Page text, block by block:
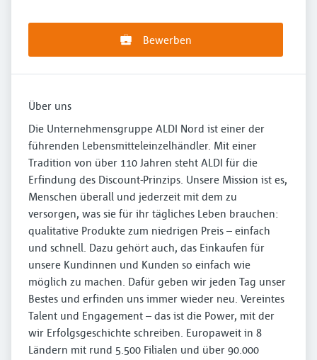
Bewerben
Über uns
Die Unternehmensgruppe ALDI Nord ist einer der
führenden Lebensmitteleinzelhändler. Mit einer
Tradition von über 110 Jahren steht ALDI für die
Erfindung des Discount-Prinzips. Unsere Mission ist es,
Menschen überall und jederzeit mit dem zu
versorgen, was sie für ihr tägliches Leben brauchen:
qualitative Produkte zum niedrigen Preis – einfach
und schnell. Dazu gehört auch, das Einkaufen für
unsere Kundinnen und Kunden so einfach wie
möglich zu machen. Dafür geben wir jeden Tag unser
Bestes und erfinden uns immer wieder neu. Vereintes
Talent und Engagement – das ist die Power, mit der
wir Erfolgsgeschichte schreiben. Europaweit in 8
Ländern mit rund 5.500 Filialen und über 90.000